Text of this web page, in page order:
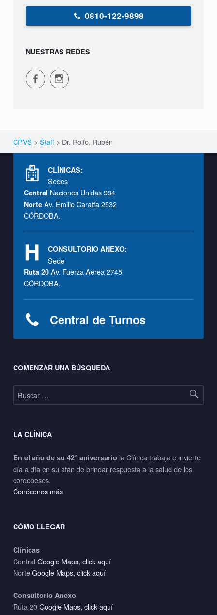
0810-122-9898
NUESTRAS REDES
CPVS en Facebook CPVS en Instagram
Breadcrumbs navigation
CPVS > Staff> Dr. Rolfo, Rubén
CLÍNICAS:
Sedes
Central Naciones Unidas 984
Norte Av. Emilio Caraffa 2532
CÓRDOBA.
CONSULTORIO ANEXO:
Sede
Ruta 20Av. Fuerza Aérea 2745
CÓRDOBA.
Central de Turnos
COMENZAR UNA BÚSQUEDA
Buscar:
LA CLÍNICA
En el año de su 42° aniversario la Clínica trabaja e invierte
día a día en su afán de brindar respuesta a la salud de los
cordobeses.
Conócenos más
CÓMO LLEGAR
Clínicas
CentralGoogle Maps, click aquí
NorteGoogle Maps, click aquí
Consultorio Anexo
Ruta 20Google Maps, click aquí